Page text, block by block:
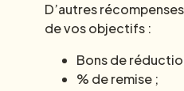
D’autres
de vos objectifs :
Bons de
% de remise ;